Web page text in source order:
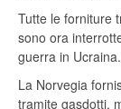
Tutte le forniture
sono ora
guerra in Ucraina.
La Norvegia
tramite gasdotti,